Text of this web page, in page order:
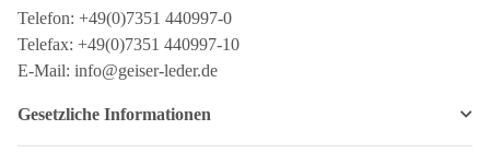
Telefon: +49(0)7351 440997-0
Telefax: +49(0)7351 440997-10
E-Mail: info@geiser-leder.de
Gesetzliche Informationen